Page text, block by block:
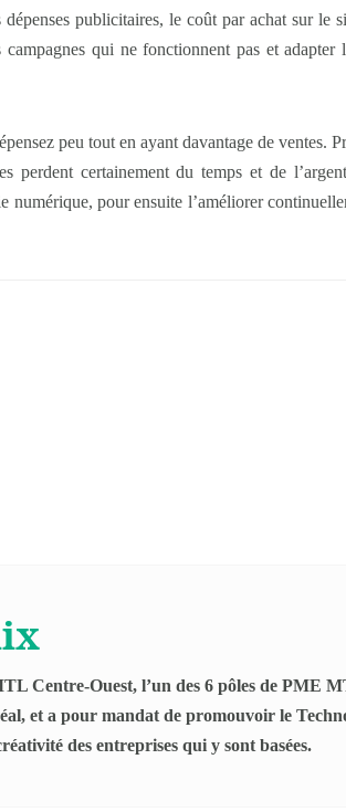
publicitaires, le coût par achat sur le
qui ne fonctionnent pas et adapter
peu tout en ayant davantage de ventes.
perdent certainement du temps et de
pour ensuite l’améliorer
Centre-Ouest, l’un des 6 pôles de PME
et a pour mandat de promouvoir le
des entreprises qui y sont basées.